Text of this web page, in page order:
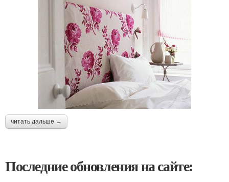
читать дальше →
Последние обновления на сайте: